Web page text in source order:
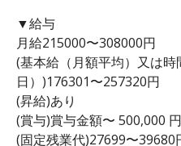
▼給与
月給215000〜308000円
(基本給（月額平均）又は
日）)176301〜257320円
(昇給)あり
(賞与)賞与金額〜 500,000
(固定残業代)27699〜39680